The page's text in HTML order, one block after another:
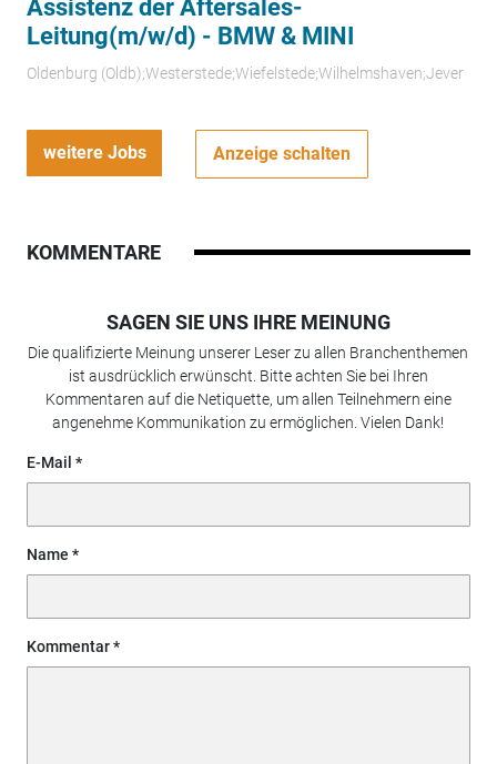
Assistenz der Aftersales-
Leitung(m/w/d) - BMW & MINI
Oldenburg (Oldb);Westerstede;Wiefelstede;Wilhelmshaven;Jever
weitere Jobs Anzeige schalten
KOMMENTARE
SAGEN SIE UNS IHRE MEINUNG
Die qualifizierte Meinung unserer Leser zu allen Branchenthemen
ist ausdrücklich erwünscht. Bitte achten Sie bei Ihren
Kommentaren auf die Netiquette, um allen Teilnehmern eine
angenehme Kommunikation zu ermöglichen. Vielen Dank!
E-Mail
Name
Kommentar